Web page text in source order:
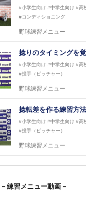
#小学生向け #中学生向け #高
#コンディショニング
野球練習メニュー
捻りのタイミングを
#小学生向け #中学生向け #高
#投手（ピッチャー）
野球練習メニュー
捻転差を作る練習方
#小学生向け #中学生向け #高
#投手（ピッチャー）
野球練習メニュー
－練習メニュー動画－